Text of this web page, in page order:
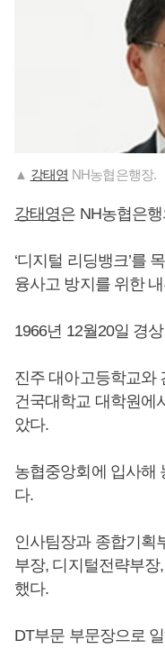
▲ 강태영 NH농협은행장.
강태영은 NH농협은
‘디지털 리딩뱅크’를
융사고 방지를 위한
1966년 12월20일 경
진주 대아고등학교와
건국대학교 대학원에
았다.
농협중앙회에 입사해
다.
인사팀장과 종합기획
부장, 디지털전략부
했다.
DT부문 부문장으로